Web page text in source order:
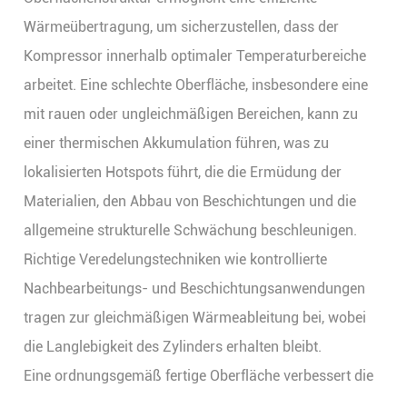
Wärmeübertragung, um sicherzustellen, dass der
Kompressor innerhalb optimaler Temperaturbereiche
arbeitet. Eine schlechte Oberfläche, insbesondere eine
mit rauen oder ungleichmäßigen Bereichen, kann zu
einer thermischen Akkumulation führen, was zu
lokalisierten Hotspots führt, die die Ermüdung der
Materialien, den Abbau von Beschichtungen und die
allgemeine strukturelle Schwächung beschleunigen.
Richtige Veredelungstechniken wie kontrollierte
Nachbearbeitungs- und Beschichtungsanwendungen
tragen zur gleichmäßigen Wärmeableitung bei, wobei
die Langlebigkeit des Zylinders erhalten bleibt.
Eine ordnungsgemäß fertige Oberfläche verbessert die